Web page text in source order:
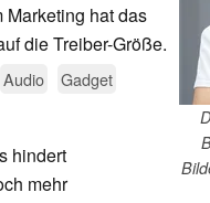
hat das
die Treiber-Größe.
Audio
Gadget
hindert
mehr